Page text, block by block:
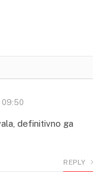
09:50
definitivno ga
REPLY